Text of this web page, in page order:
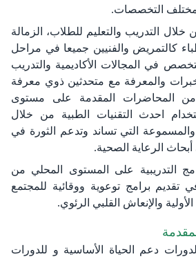
التخصصات.‏
خلال التدريب والتعليم للطلاب، الزمالة
كالتمريض والفنيين جميعا ‏في مراحل
في المجالات الأكاديمية والتدريب
والمعرفة مع ‏متحدثين ذوي معرفة
من المحاضرات المقدمة على مستوى
‏احدث التقنيات الطبية من خلال
والمسموعة التي تساند وتدعم الثورة في
‏أبحاث الرعاية الصحية.‏
التدريبية على المستوى المحلي من
تقديم برامج توعوية ووقائية ‏للمجتمع
والإنعاش القلبي الرئوي.‏
لدورات دعم الحياة الأساسية و للدورات